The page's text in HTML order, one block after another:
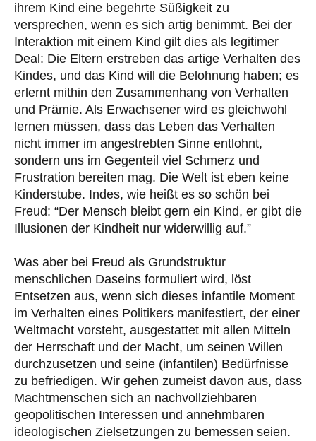
ihrem Kind eine begehrte Süßigkeit zu
versprechen, wenn es sich artig benimmt. Bei der
Interaktion mit einem Kind gilt dies als legitimer
Deal: Die Eltern erstreben das artige Verhalten des
Kindes, und das Kind will die Belohnung haben; es
erlernt mithin den Zusammenhang von Verhalten
und Prämie. Als Erwachsener wird es gleichwohl
lernen müssen, dass das Leben das Verhalten
nicht immer im angestrebten Sinne entlohnt,
sondern uns im Gegenteil viel Schmerz und
Frustration bereiten mag. Die Welt ist eben keine
Kinderstube. Indes, wie heißt es so schön bei
Freud: “Der Mensch bleibt gern ein Kind, er gibt die
Illusionen der Kindheit nur widerwillig auf.”
Was aber bei Freud als Grundstruktur
menschlichen Daseins formuliert wird, löst
Entsetzen aus, wenn sich dieses infantile Moment
im Verhalten eines Politikers manifestiert, der einer
Weltmacht vorsteht, ausgestattet mit allen Mitteln
der Herrschaft und der Macht, um seinen Willen
durchzusetzen und seine (infantilen) Bedürfnisse
zu befriedigen. Wir gehen zumeist davon aus, dass
Machtmenschen sich an nachvollziehbaren
geopolitischen Interessen und annehmbaren
ideologischen Zielsetzungen zu bemessen seien.